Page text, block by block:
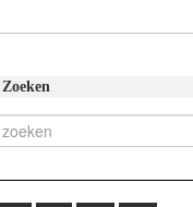
Zoeken